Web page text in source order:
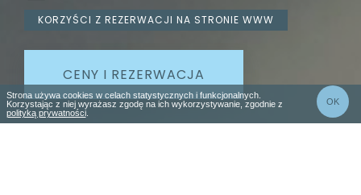
KORZYŚCI Z REZERWACJI NA STRONIE WWW
CENY I REZERWACJA
Strona używa cookies w celach statystycznych i funkcjonalnych.
Korzystając z niej wyrażasz zgodę na ich wykorzystywanie, zgodnie z
polityką prywatności.
OK